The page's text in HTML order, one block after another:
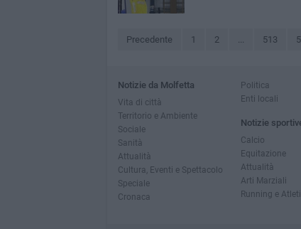
Precedente 1 2 ... 513
Notizie da Molfetta
Vita di città
Territorio e Ambiente
Sociale
Sanità
Attualità
Cultura, Eventi e Spettacolo
Speciale
Cronaca
Politica
Enti locali
Notizie
Calcio
Equitazione
Attualità
Arti Marziali
Running e